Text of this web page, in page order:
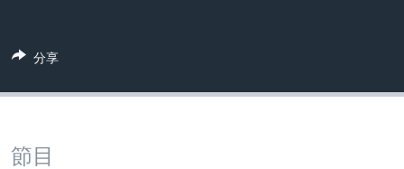
美國專訊
視頻存檔
新聞音頻
海外港人
美國透視
國語
關注我們
分享
節目